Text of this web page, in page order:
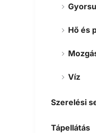
Hő és
Víz
Szerelési
Tápellátás